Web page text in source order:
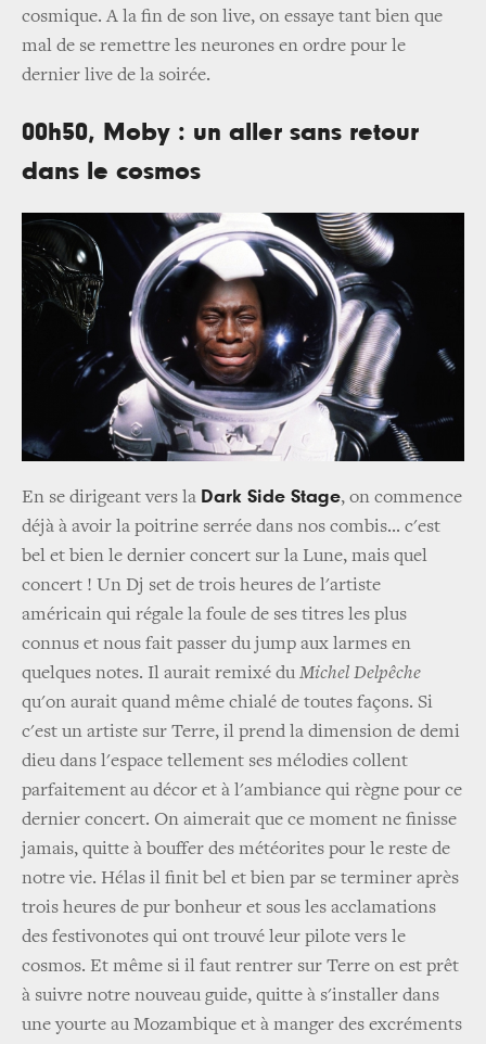
cosmique. A la fin de son live, on essaye tant bien que
mal de se remettre les neurones en ordre pour le
dernier live de la soirée.
00h50, Moby : un aller sans retour
dans le cosmos
En se dirigeant vers la Dark Side Stage, on commence
déjà à avoir la poitrine serrée dans nos combis... c'est
bel et bien le dernier concert sur la Lune, mais quel
concert ! Un Dj set de trois heures de l'artiste
américain qui régale la foule de ses titres les plus
connus et nous fait passer du jump aux larmes en
quelques notes. Il aurait remixé du Michel Delpêche
qu'on aurait quand même chialé de toutes façons. Si
c'est un artiste sur Terre, il prend la dimension de demi
dieu dans l'espace tellement ses mélodies collent
parfaitement au décor et à l'ambiance qui règne pour ce
dernier concert. On aimerait que ce moment ne finisse
jamais, quitte à bouffer des météorites pour le reste de
notre vie. Hélas il finit bel et bien par se terminer après
trois heures de pur bonheur et sous les acclamations
des festivonotes qui ont trouvé leur pilote vers le
cosmos. Et même si il faut rentrer sur Terre on est prêt
à suivre notre nouveau guide, quitte à s'installer dans
une yourte au Mozambique et à manger des excréments